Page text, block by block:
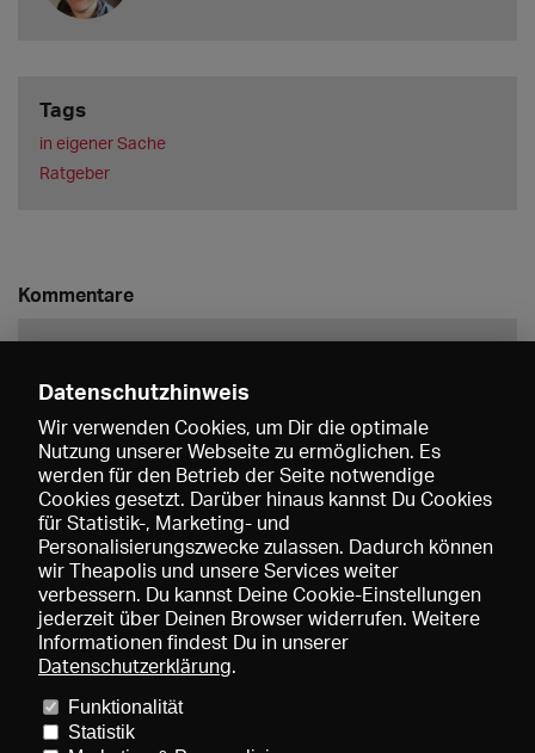
Tags
in eigener Sache
Ratgeber
Kommentare
Speichern
Preise und Mitgliedschaften
Datenschutzhinweis
Wir verwenden Cookies, um Dir die optimale
Nutzung unserer Webseite zu ermöglichen. Es
werden für den Betrieb der Seite notwendige
Cookies gesetzt. Darüber hinaus kannst Du Cookies
für Statistik-, Marketing- und
Personalisierungszwecke zulassen. Dadurch können
wir Theapolis und unsere Services weiter
verbessern. Du kannst Deine Cookie-Einstellungen
jederzeit über Deinen Browser widerrufen. Weitere
Informationen findest Du in unserer
Datenschutzerklärung.
Funktionalität
Statistik